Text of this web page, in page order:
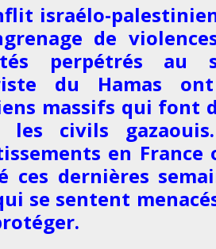
israélo-
de
perpétrés au
du Hamas
massifs qui font
les civils
en
ces dernières
se sentent